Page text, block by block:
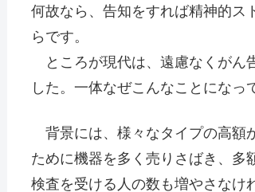
何故なら、告知をすれば精神的ス
らです。
ところが現代は、遠慮なくがん
した。一体なぜこんなことにな
背景には、様々なタイプの高額
ために機器を多く売りさばき、多
検査を受ける人の数も増やさなけ